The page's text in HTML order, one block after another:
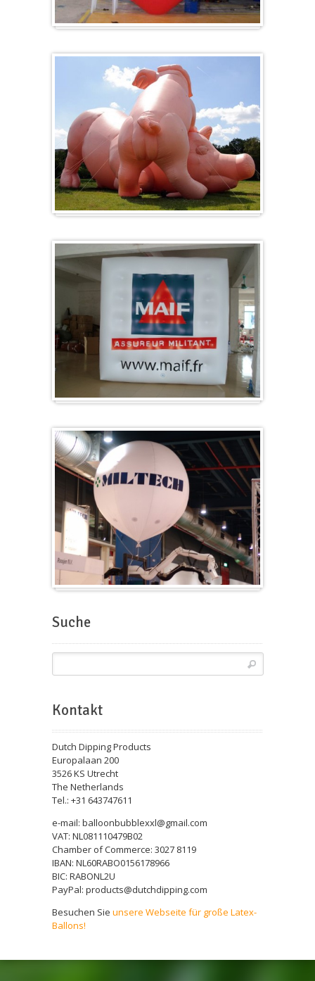
Suche
Kontakt
Dutch Dipping Products
Europalaan 200
3526 KS Utrecht
The Netherlands
Tel.: +31 643747611
e-mail: balloonbubblexxl@gmail.com
VAT: NL081110479B02
Chamber of Commerce: 3027 8119
IBAN: NL60RABO0156178966
BIC: RABONL2U
PayPal: products@dutchdipping.com
Besuchen Sie unsere Webseite für große Latex-
Ballons!